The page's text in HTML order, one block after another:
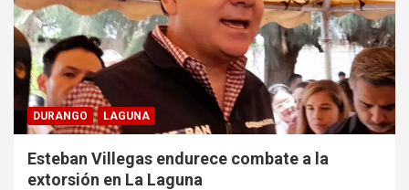
DURANGO LAGUNA
Esteban Villegas endurece combate a la
extorsión en La Laguna